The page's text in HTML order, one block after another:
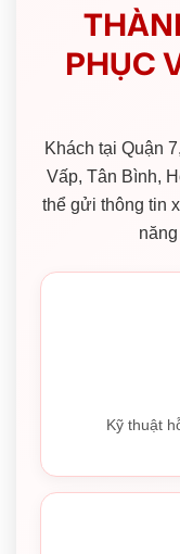
PHỤC
Khách tại Quận
Vấp, Tân Bình,
thể gửi thông tin
Kỹ thuật